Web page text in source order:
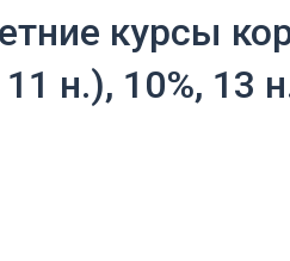
курсы
н.), 10%, 13